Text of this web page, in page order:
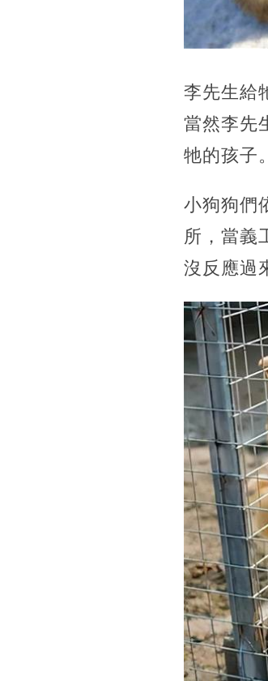
李先生給
當然李先
牠的孩子。
小狗狗們
所，當義
沒反應過